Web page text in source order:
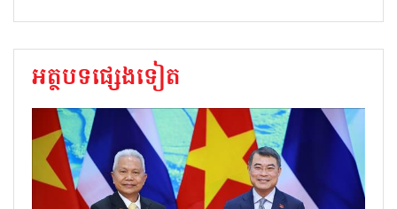
អត្ថបទផ្សេងទៀត